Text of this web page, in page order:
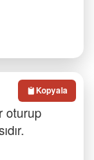
oturup
Kopyala